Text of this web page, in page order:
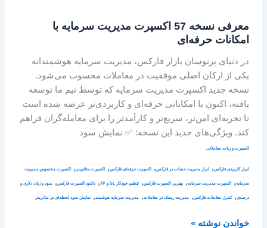
معرفی نسخه 57 اکسپرت مدیریت سرمایه با
امکانات حرفه‌ای
در دنیای پرنوسان بازار فارکس، مدیریت سرمایه هوشمندانه
یکی از ارکان اصلی موفقیت در معاملات محسوب می‌شود.
نسخه جدید اکسپرت مدیریت سرمایه که توسط تیم ما توسعه
یافته، اکنون با امکاناتی حرفه‌ای و کاربردی‌تر عرضه شده است
تا تجربه‌ای امن‌تر، سریع‌تر و کارآمدتر را برای معامله‌گران فراهم
کند. ویژگی‌های جدید این نسخه: ✅ نمایش سود
اکسپرت و ربات معاملاتی
ابزار کاربردی فارکس, ابزار مدیریت حساب در فارکس, اکسپرت حرفه‌ای فارکس, اکسپرت متاتریدر , اکسپرت مخصوص مدیریت
سرمایه, اکسپرت مدیریت سرمایه, بهترین اکسپرت فارکس, تنظیم خودکار SL و TP , دانلود اکسپرت فارکس, سود و زیان دلاری و
درصدی,کنترل معاملات فارکس, مدیریت ریسک در معاملات, مدیریت سرمایه هوشمند, نمایش سود لحظه‌ای در متاتریدر
اکسپرت
مدیریت
سرمایه
با
حرفه‌ای
خواندن نوشته »